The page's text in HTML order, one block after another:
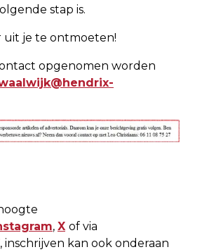
stap is.
uit je te ontmoeten!
opgenomen worden
, X of via
, inschrijven kan ook onderaan